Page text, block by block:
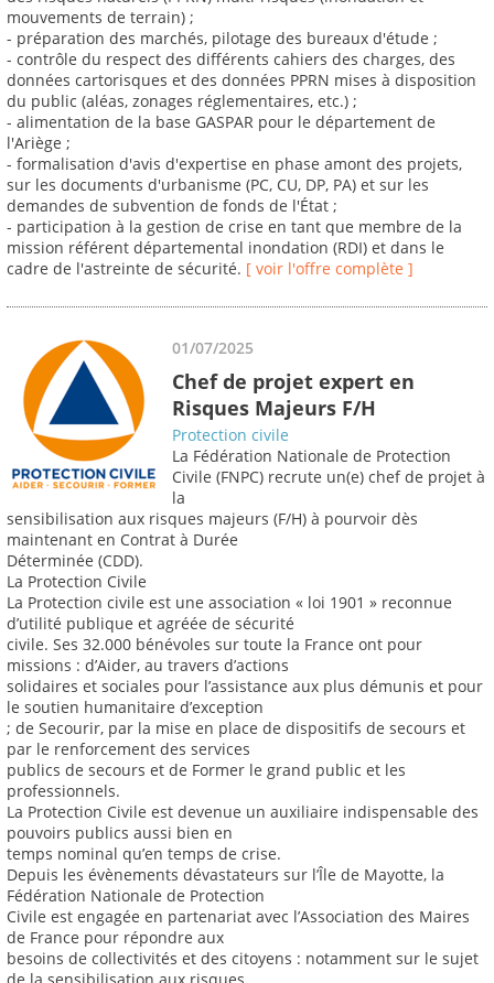
mouvements de terrain) ;
- préparation des marchés, pilotage des bureaux d'étude ;
- contrôle du respect des différents cahiers des charges, des
données cartorisques et des données PPRN mises à disposition
du public (aléas, zonages réglementaires, etc.) ;
- alimentation de la base GASPAR pour le département de
l'Ariège ;
- formalisation d'avis d'expertise en phase amont des projets,
sur les documents d'urbanisme (PC, CU, DP, PA) et sur les
demandes de subvention de fonds de l'État ;
- participation à la gestion de crise en tant que membre de la
mission référent départemental inondation (RDI) et dans le
cadre de l'astreinte de sécurité. [ voir l'offre complète ]
01/07/2025
Chef de projet expert en
Risques Majeurs F/H
Protection civile
La Fédération Nationale de Protection
Civile (FNPC) recrute un(e) chef de projet à
la
sensibilisation aux risques majeurs (F/H) à pourvoir dès
maintenant en Contrat à Durée
Déterminée (CDD).
La Protection Civile
La Protection civile est une association « loi 1901 » reconnue
d’utilité publique et agréée de sécurité
civile. Ses 32.000 bénévoles sur toute la France ont pour
missions : d’Aider, au travers d’actions
solidaires et sociales pour l’assistance aux plus démunis et pour
le soutien humanitaire d’exception
; de Secourir, par la mise en place de dispositifs de secours et
par le renforcement des services
publics de secours et de Former le grand public et les
professionnels.
La Protection Civile est devenue un auxiliaire indispensable des
pouvoirs publics aussi bien en
temps nominal qu’en temps de crise.
Depuis les évènements dévastateurs sur l’Île de Mayotte, la
Fédération Nationale de Protection
Civile est engagée en partenariat avec l’Association des Maires
de France pour répondre aux
besoins de collectivités et des citoyens : notamment sur le sujet